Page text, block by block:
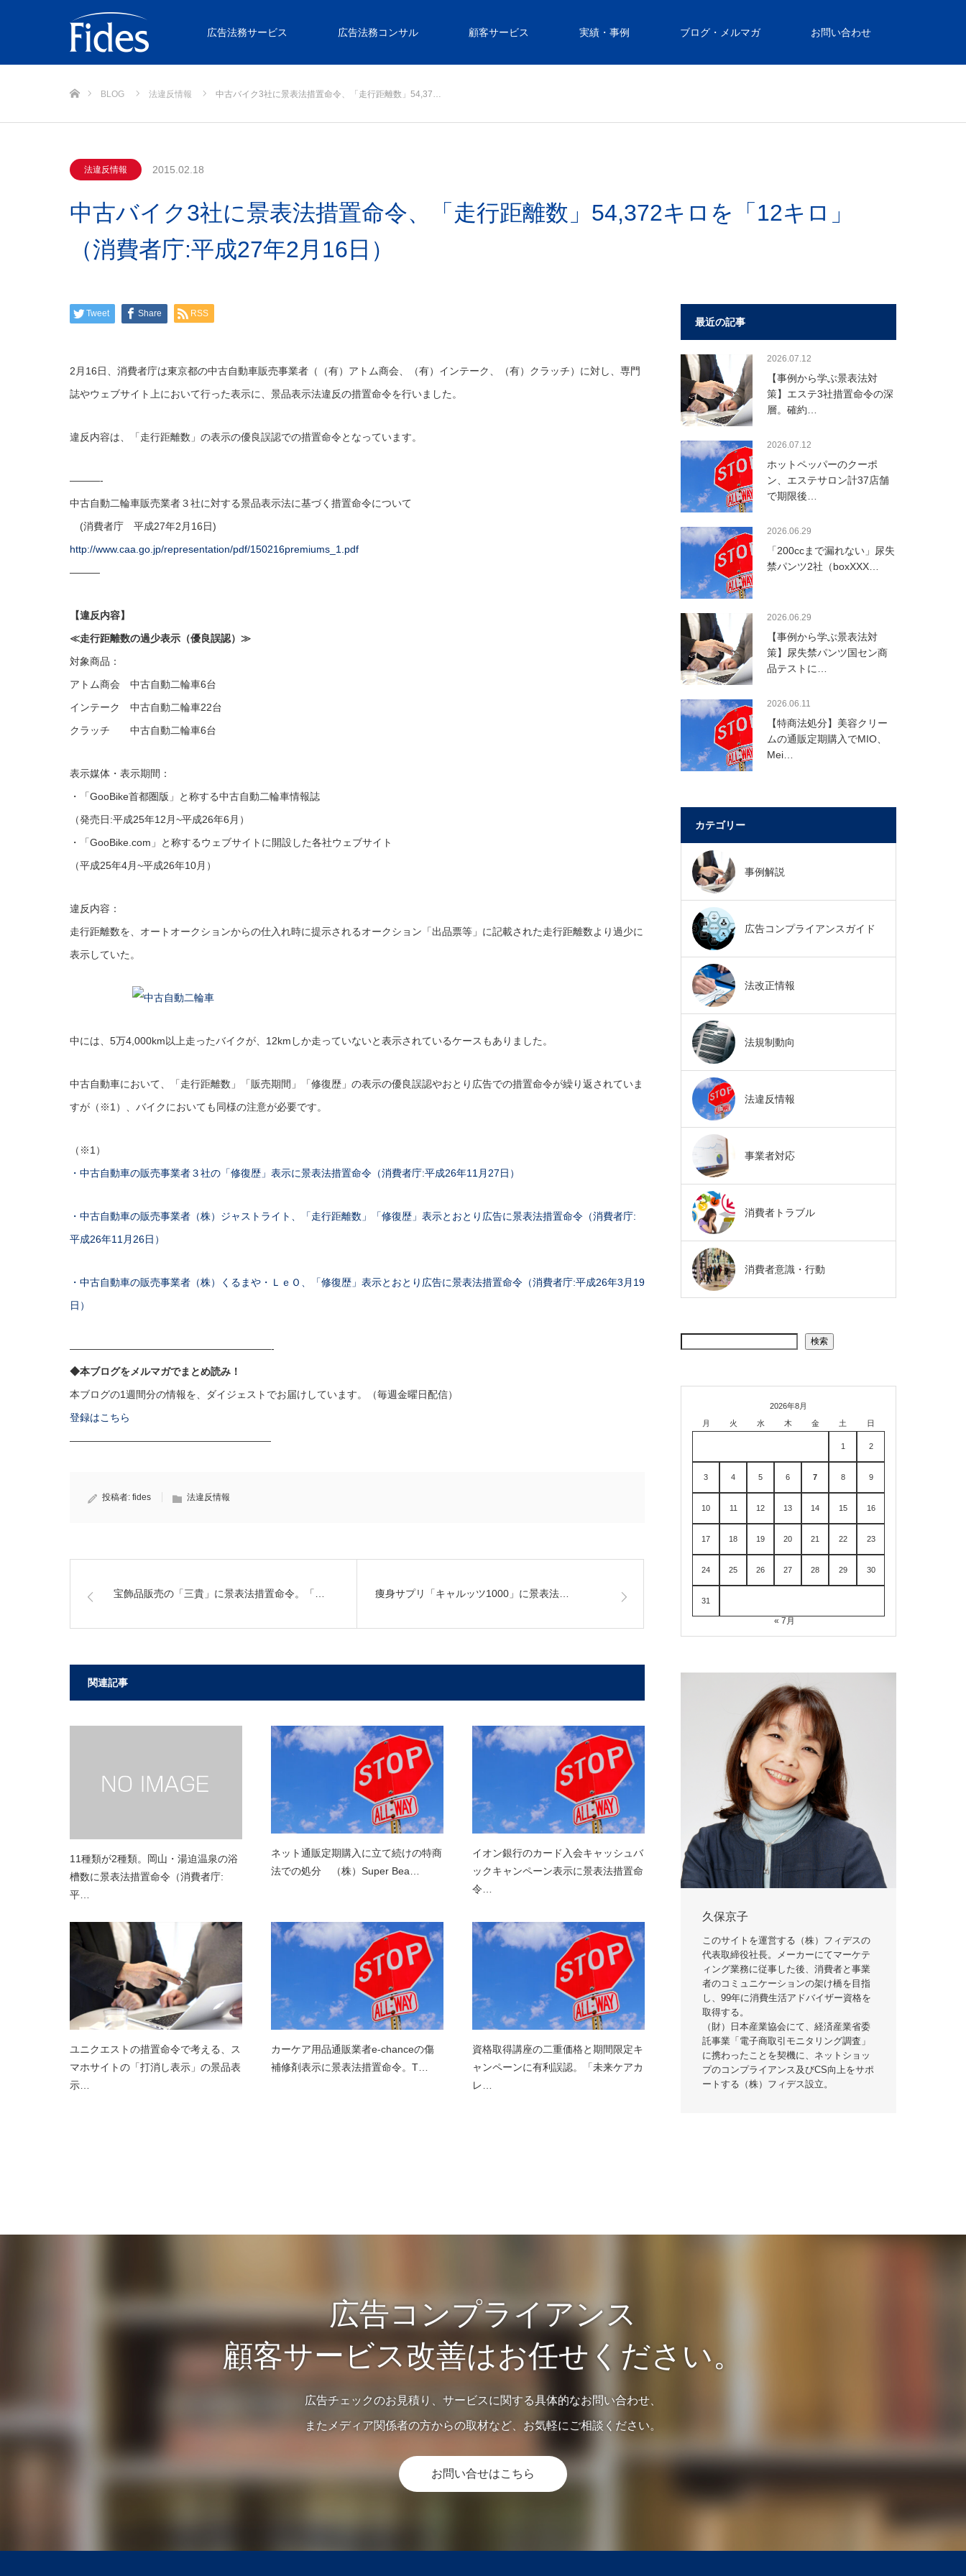
広告法務サービス 広告法務コンサル 顧客サービス 実績・事例 ブログ・メルマガ お問い合わせ
BLOG 法違反情報 中古バイク3社に景表法措置命令、「走行距離数」54,37…
法違反情報 2015.02.18
中古バイク3社に景表法措置命令、「走行距離数」54,372キロを「12キロ」
（消費者庁:平成27年2月16日）
Tweet Share RSS
2月16日、消費者庁は東京都の中古自動車販売事業者（（有）アトム商会、（有）インテーク、（有）クラッチ）に対し、専門
誌やウェブサイト上において行った表示に、景品表示法違反の措置命令を行いました。
違反内容は、「走行距離数」の表示の優良誤認での措置命令となっています。
———-
中古自動二輪車販売業者３社に対する景品表示法に基づく措置命令について
(消費者庁 平成27年2月16日)
http://www.caa.go.jp/representation/pdf/150216premiums_1.pdf
———
【違反内容】
≪走行距離数の過少表示（優良誤認）≫
対象商品：
アトム商会 中古自動二輪車6台
インテーク 中古自動二輪車22台
クラッチ 中古自動二輪車6台
表示媒体・表示期間：
・「GooBike首都圏版」と称する中古自動二輪車情報誌
（発売日:平成25年12月~平成26年6月）
・「GooBike.com」と称するウェブサイトに開設した各社ウェブサイト
（平成25年4月~平成26年10月）
違反内容：
走行距離数を、オートオークションからの仕入れ時に提示されるオークション「出品票等」に記載された走行距離数より過少に
表示していた。
中には、5万4,000km以上走ったバイクが、12kmしか走っていないと表示されているケースもありました。
中古自動車において、「走行距離数」「販売期間」「修復歴」の表示の優良誤認やおとり広告での措置命令が繰り返されていま
すが（※1）、バイクにおいても同様の注意が必要です。
（※1）
・中古自動車の販売事業者３社の「修復歴」表示に景表法措置命令（消費者庁:平成26年11月27日）
・中古自動車の販売事業者（株）ジャストライト、「走行距離数」「修復歴」表示とおとり広告に景表法措置命令（消費者庁:
平成26年11月26日）
・中古自動車の販売事業者（株）くるまや・ＬｅＯ、「修復歴」表示とおとり広告に景表法措置命令（消費者庁:平成26年3月19
日）
————————————————————-
◆本ブログをメルマガでまとめ読み！
本ブログの1週間分の情報を、ダイジェストでお届けしています。（毎週金曜日配信）
登録はこちら
————————————————————
投稿者: fides 法違反情報
宝飾品販売の「三貴」に景表法措置命令。「… 痩身サプリ「キャルッツ1000」に景表法…
関連記事
11種類が2種類。岡山・湯迫温泉の浴
槽数に景表法措置命令（消費者庁:
平…
ネット通販定期購入に立て続けの特商
法での処分 （株）Super Bea…
イオン銀行のカード入会キャッシュバ
ックキャンペーン表示に景表法措置命
令…
ユニクエストの措置命令で考える、ス
マホサイトの「打消し表示」の景品表
示…
カーケア用品通販業者e-chanceの傷
補修剤表示に景表法措置命令。T…
資格取得講座の二重価格と期間限定キ
ャンペーンに有利誤認。「未来ケアカ
レ…
最近の記事
2026.07.12
【事例から学ぶ景表法対
策】エステ3社措置命令の深
層。確約…
2026.07.12
ホットペッパーのクーポ
ン、エステサロン計37店舗
で期限後…
2026.06.29
「200ccまで漏れない」尿失
禁パンツ2社（boxXXX…
2026.06.29
【事例から学ぶ景表法対
策】尿失禁パンツ国セン商
品テストに…
2026.06.11
【特商法処分】美容クリー
ムの通販定期購入でMIO、
Mei…
カテゴリー
事例解説
広告コンプライアンスガイド
法改正情報
法規制動向
法違反情報
事業者対応
消費者トラブル
消費者意識・行動
検索
2026年8月
月
火 水 木 金 土 日
1 2
3 4 5 6 7 8 9
10 11 12 13 14 15 16
17 18 19 20 21 22 23
24 25 26 27 28 29 30
31
« 7月
久保京子
このサイトを運営する（株）フィデスの
代表取締役社長。メーカーにてマーケテ
ィング業務に従事した後、消費者と事業
者のコミュニケーションの架け橋を目指
し、99年に消費生活アドバイザー資格を
取得する。
（財）日本産業協会にて、経済産業省委
託事業「電子商取引モニタリング調査」
に携わったことを契機に、ネットショッ
プのコンプライアンス及びCS向上をサポ
ートする（株）フィデス設立。
広告コンプライアンス
顧客サービス改善はお任せください。
広告チェックのお見積り、サービスに関する具体的なお問い合わせ、
またメディア関係者の方からの取材など、お気軽にご相談ください。
お問い合せはこちら